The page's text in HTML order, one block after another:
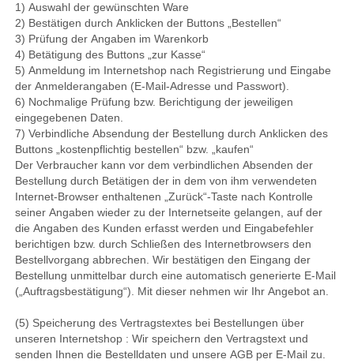
1) Auswahl der gewünschten Ware
2) Bestätigen durch Anklicken der Buttons „Bestellen“
3) Prüfung der Angaben im Warenkorb
4) Betätigung des Buttons „zur Kasse“
5) Anmeldung im Internetshop nach Registrierung und Eingabe
der Anmelderangaben (E-Mail-Adresse und Passwort).
6) Nochmalige Prüfung bzw. Berichtigung der jeweiligen
eingegebenen Daten.
7) Verbindliche Absendung der Bestellung durch Anklicken des
Buttons „kostenpflichtig bestellen“ bzw. „kaufen“
Der Verbraucher kann vor dem verbindlichen Absenden der
Bestellung durch Betätigen der in dem von ihm verwendeten
Internet-Browser enthaltenen „Zurück“-Taste nach Kontrolle
seiner Angaben wieder zu der Internetseite gelangen, auf der
die Angaben des Kunden erfasst werden und Eingabefehler
berichtigen bzw. durch Schließen des Internetbrowsers den
Bestellvorgang abbrechen. Wir bestätigen den Eingang der
Bestellung unmittelbar durch eine automatisch generierte E-Mail
(„Auftragsbestätigung“). Mit dieser nehmen wir Ihr Angebot an.
(5) Speicherung des Vertragstextes bei Bestellungen über
unseren Internetshop : Wir speichern den Vertragstext und
senden Ihnen die Bestelldaten und unsere AGB per E-Mail zu.